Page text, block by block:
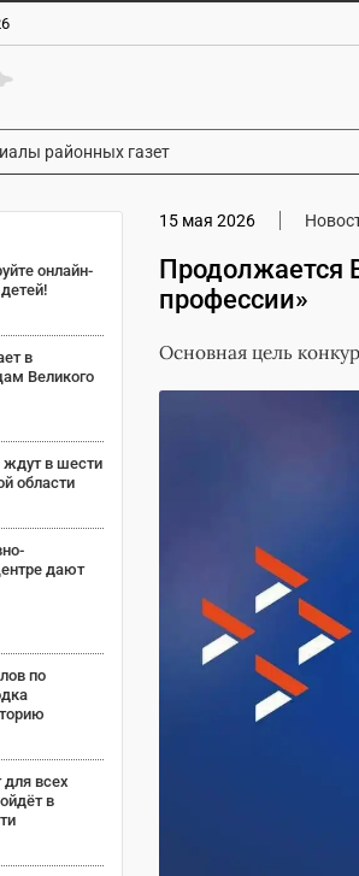
районных газет
онлайн-
в
Великого
ждут в шести
области
дают
по
для всех
в
15 мая 2026
Продолжается
профессии»
Основная цель